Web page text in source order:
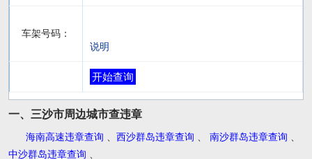
车架号码：
说明
开始查询
一、三沙市周边城市查违章
海南高速违章查询 西沙群岛违章查询 南沙群岛违章查询
中沙群岛违章查询